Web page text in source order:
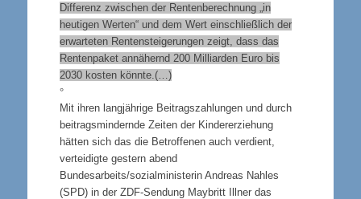
Differenz zwischen der Rentenberechnung „in
heutigen Werten“ und dem Wert einschließlich der
erwarteten Rentensteigerungen zeigt, dass das
Rentenpaket annähernd 200 Milliarden Euro bis
2030 kosten könnte.(…)
°
Mit ihren langjährige Beitragszahlungen und durch
beitragsmindernde Zeiten der Kindererziehung
hätten sich das die Betroffenen auch verdient,
verteidigte gestern abend
Bundesarbeits/sozialministerin Andreas Nahles
(SPD) in der ZDF-Sendung Maybritt Illner das